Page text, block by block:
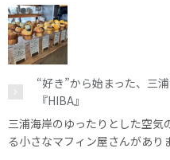
“好き”から始まった、三
『HIBA』
三浦海岸のゆったりとした空気
る小さなマフィン屋さんがあり